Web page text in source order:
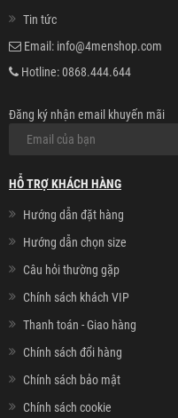
Tin tức
Email: info@4menshop.com
Hotline:0868.444.644
Đăng ký nhận email khuyến mãi
HỖ TRỢ KHÁCH HÀNG
Hướng dẫn đặt hàng
Hướng dẫn chọn size
Câu hỏi thường gặp
Chính sách khách VIP
Thanh toán - Giao hàng
Chính sách đổi hàng
Chính sách bảo mật
Chính sách cookie